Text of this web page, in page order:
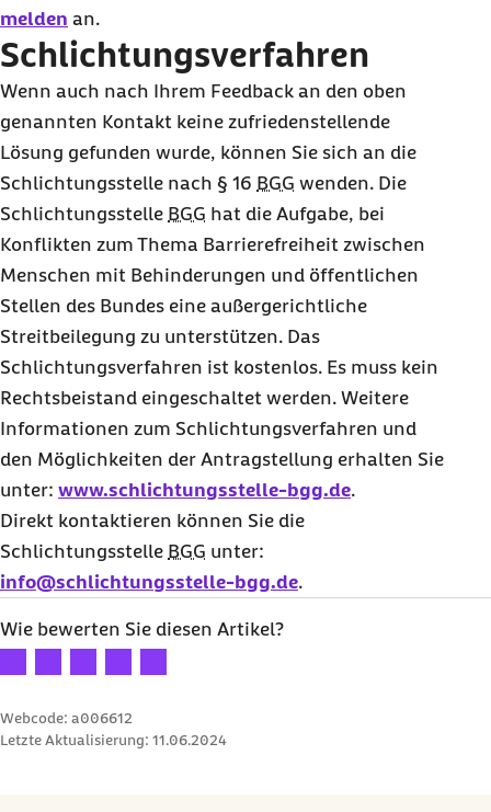
melden an.
Schlichtungsverfahren
Wenn auch nach Ihrem Feedback an den oben
genannten Kontakt keine zufriedenstellende
Lösung gefunden wurde, können Sie sich an die
Schlichtungsstelle nach § 16 BGG wenden. Die
Schlichtungsstelle BGG hat die Aufgabe, bei
Konflikten zum Thema Barrierefreiheit zwischen
Menschen mit Behinderungen und öffentlichen
Stellen des Bundes eine außergerichtliche
Streitbeilegung zu unterstützen. Das
Schlichtungsverfahren ist kostenlos. Es muss kein
Rechtsbeistand eingeschaltet werden. Weitere
Informationen zum Schlichtungsverfahren und
den Möglichkeiten der Antragstellung erhalten Sie
unter: www.schlichtungsstelle-bgg.de.
Direkt kontaktieren können Sie die
Schlichtungsstelle BGG unter:
info@schlichtungsstelle-bgg.de.
Wie bewerten Sie diesen Artikel?
Ihre Bewertung: 1 Stern
Ihre Bewertung: 2 Sterne
Ihre Bewertung: 3 Sterne
Ihre Bewertung: 4 Sterne
Ihre Bewertung: 5 Sterne
Webcode: a006612
Letzte Aktualisierung: 11.06.2024